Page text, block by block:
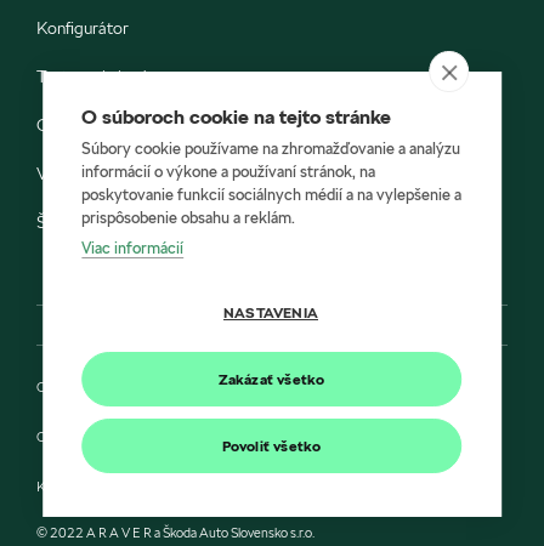
Konfigurátor
Testovacia jazda
Objednávka do servisu
Vozidlá ihneď k odberu
Škoda E-shop
Ochrana osobných údajov
Cookies
Kontakt
© 2022 A R A V E R a Škoda Auto Slovensko s.r.o.
O súboroch cookie na tejto stránke
Súbory cookie používame na zhromažďovanie a analýzu
informácií o výkone a používaní stránok, na
poskytovanie funkcií sociálnych médií a na vylepšenie a
prispôsobenie obsahu a reklám.
Viac informácií
NASTAVENIA
Zakázať všetko
Povoliť všetko